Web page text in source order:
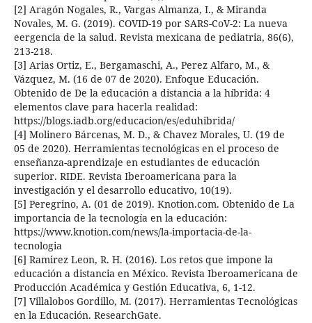
[2] Aragón Nogales, R., Vargas Almanza, I., & Miranda
Novales, M. G. (2019). COVID-19 por SARS-CoV-2: La nueva
eergencia de la salud. Revista mexicana de pediatria, 86(6),
213-218.
[3] Arias Ortiz, E., Bergamaschi, A., Perez Alfaro, M., &
Vázquez, M. (16 de 07 de 2020). Enfoque Educación.
Obtenido de De la educación a distancia a la híbrida: 4
elementos clave para hacerla realidad:
https://blogs.iadb.org/educacion/es/eduhibrida/
[4] Molinero Bárcenas, M. D., & Chavez Morales, U. (19 de
05 de 2020). Herramientas tecnológicas en el proceso de
enseñanza-aprendizaje en estudiantes de educación
superior. RIDE. Revista Iberoamericana para la
investigación y el desarrollo educativo, 10(19).
[5] Peregrino, A. (01 de 2019). Knotion.com. Obtenido de La
importancia de la tecnología en la educación:
https://www.knotion.com/news/la-importacia-de-la-
tecnologia
[6] Ramirez Leon, R. H. (2016). Los retos que impone la
educación a distancia en México. Revista Iberoamericana de
Producción Académica y Gestión Educativa, 6, 1-12.
[7] Villalobos Gordillo, M. (2017). Herramientas Tecnológicas
en la Educación. ResearchGate.